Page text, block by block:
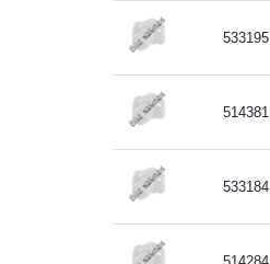
533195
514381
533184